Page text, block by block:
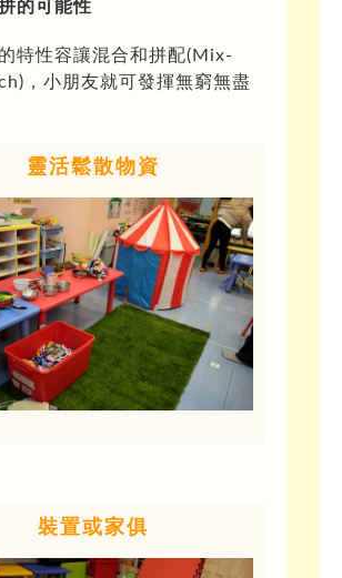
的可能性
特性容讓混合和拼配(Mix-
，小朋友就可發揮無窮無盡
靈活鬆散物資
裝置或家俱